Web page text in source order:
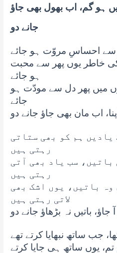
ہو گم، اب بھول بھی جاؤ
جانے دو
سے احساسِ مروّت ہو جائے
خاطر یوں پھر سے محبت
ہو جائے
میں پھر دل سے مودّت ہو
جائے
اب مان بھی جاؤ جانے دو
یادیں ہم کو بھی ستاتی
رہتی ہیں
باتیں، سب یاد بھی آتی
رہتی ہیں
وہ باتیں، یوں اشک بھی
لاتی رہتی ہیں
باتیں نہ بڑھاؤ جانے دو
جب ساتھ نبھایا کرتے تھے
تم، یوں ساتھ ہی جایا کرتے